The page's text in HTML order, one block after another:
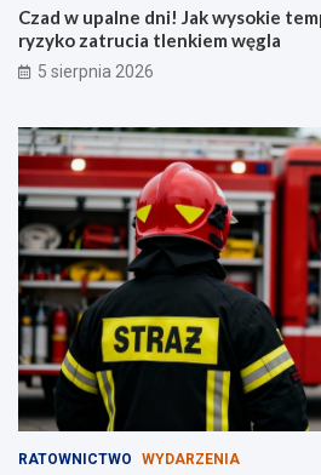
Czad w upalne dni! Jak wysokie
ryzyko zatrucia tlenkiem węgla
5 sierpnia 2026
RATOWNICTWO WYDARZENIA